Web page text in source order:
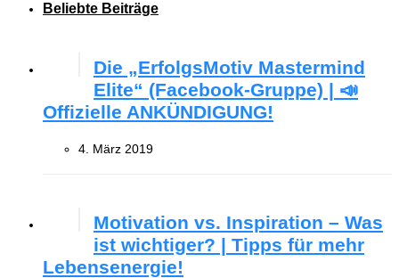
Beliebte Beiträge
Die „ErfolgsMotiv Mastermind
Elite“ (Facebook-Gruppe) | 📣
Offizielle ANKÜNDIGUNG!
4. März 2019
Motivation vs. Inspiration – Was
ist wichtiger? | Tipps für mehr
Lebensenergie!